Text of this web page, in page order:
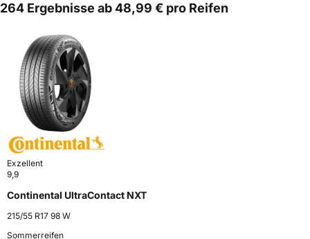
264 Ergebnisse ab 48,99 € pro Reifen
Exzellent
9,9
Continental UltraContact NXT
215/55 R17 98 W
Sommerreifen